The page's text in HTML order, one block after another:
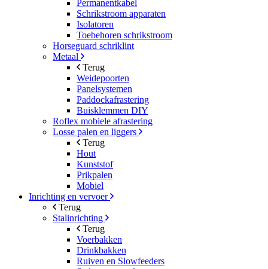
Permanentkabel
Schrikstroom apparaten
Isolatoren
Toebehoren schrikstroom
Horseguard schriklint
Metaal
Terug
Weidepoorten
Panelsystemen
Paddockafrastering
Buisklemmen DIY
Roflex mobiele afrastering
Losse palen en liggers
Terug
Hout
Kunststof
Prikpalen
Mobiel
Inrichting en vervoer
Terug
Stalinrichting
Terug
Voerbakken
Drinkbakken
Ruiven en Slowfeeders